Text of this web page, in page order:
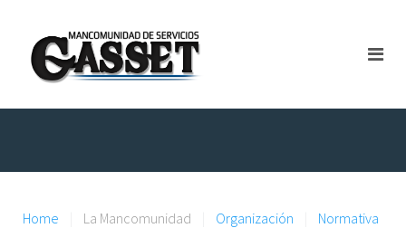
Home La Mancomunidad Organización
Normativa